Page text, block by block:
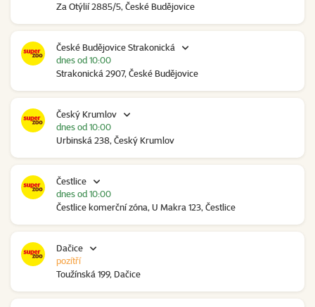
Za Otýlií 2885/5, České Budějovice
České Budějovice Strakonická
Strakonická 2907, České Budějovice
dnes od 10:00
Český Krumlov
Urbinská 238, Český Krumlov
dnes od 10:00
Čestlice
Čestlice komerční zóna, U Makra 123, Čestlice
dnes od 10:00
Dačice
Toužínská 199, Dačice
pozítří